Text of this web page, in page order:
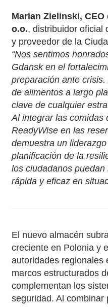
Marian Zielinski,
o.o., distribuidor oficial
y proveedor de la
“Nos sentimos
Gdansk en el
preparación ante
de alimentos a largo
clave de cualquier
Al integrar las comidas
ReadyWise en las
demuestra un
planificación de la
los ciudadanos
rápida y eficaz en
El nuevo almacén
creciente en Polonia y
autoridades regionales
marcos estructurados
complementan los
seguridad. Al